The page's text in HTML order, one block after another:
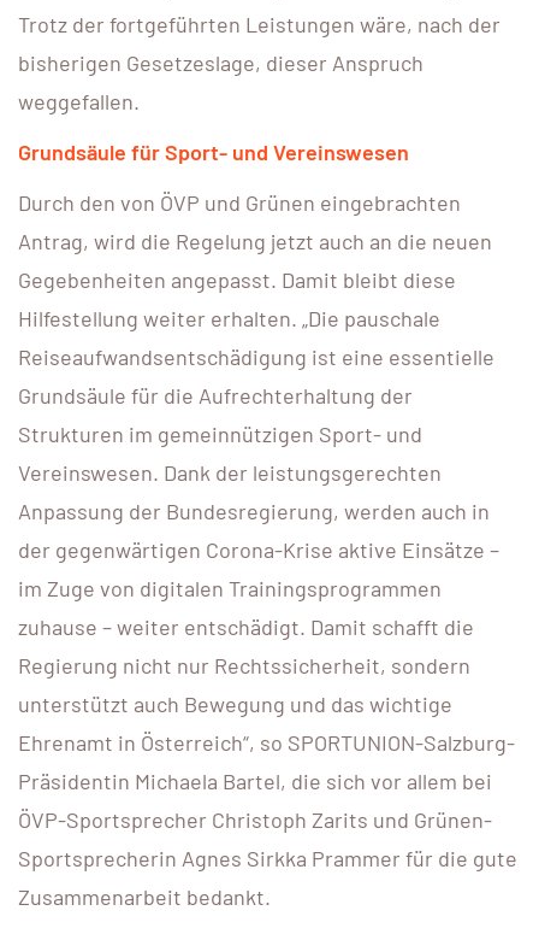
Trotz der fortgeführten Leistungen wäre, nach der
bisherigen Gesetzeslage, dieser Anspruch
weggefallen.
Grundsäule für Sport- und Vereinswesen
Durch den von ÖVP und Grünen eingebrachten
Antrag, wird die Regelung jetzt auch an die neuen
Gegebenheiten angepasst. Damit bleibt diese
Hilfestellung weiter erhalten. „Die pauschale
Reiseaufwandsentschädigung ist eine essentielle
Grundsäule für die Aufrechterhaltung der
Strukturen im gemeinnützigen Sport- und
Vereinswesen. Dank der leistungsgerechten
Anpassung der Bundesregierung, werden auch in
der gegenwärtigen Corona-Krise aktive Einsätze –
im Zuge von digitalen Trainingsprogrammen
zuhause – weiter entschädigt. Damit schafft die
Regierung nicht nur Rechtssicherheit, sondern
unterstützt auch Bewegung und das wichtige
Ehrenamt in Österreich“, so SPORTUNION-Salzburg-
Präsidentin Michaela Bartel, die sich vor allem bei
ÖVP-Sportsprecher Christoph Zarits und Grünen-
Sportsprecherin Agnes Sirkka Prammer für die gute
Zusammenarbeit bedankt.